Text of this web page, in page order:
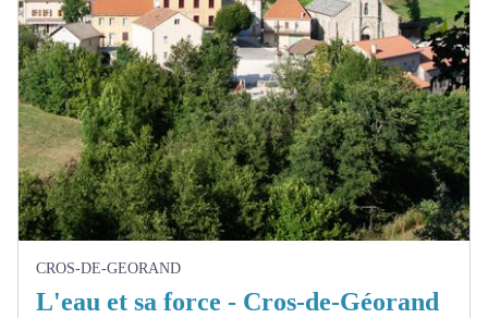
CROS-DE-GEORAND
L'eau et sa force - Cros-de-Géorand